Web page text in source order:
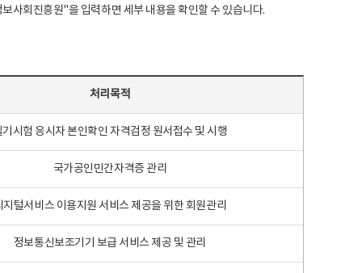
회진흥원"을 입력하면 세부 내용을 확인할 수 있습니다.
처리목적
기시험 응시자 본인확인 자격검정 원서접수 및 시행
국가공인민간자격증 관리
지털서비스 이용지원 서비스 제공을 위한 회원관리
정보통신보조기기 보급 서비스 제공 및 관리